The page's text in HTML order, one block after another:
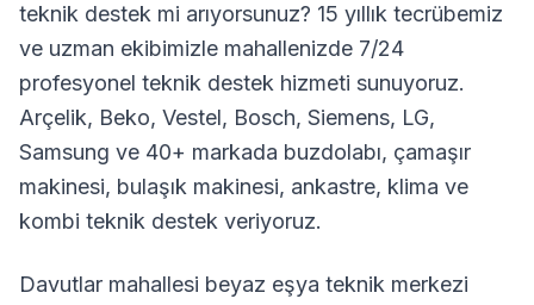
teknik destek mi arıyorsunuz? 15 yıllık tecrübemiz
ve uzman ekibimizle mahallenizde 7/24
profesyonel teknik destek hizmeti sunuyoruz.
Arçelik, Beko, Vestel, Bosch, Siemens, LG,
Samsung ve 40+ markada buzdolabı, çamaşır
makinesi, bulaşık makinesi, ankastre, klima ve
kombi teknik destek veriyoruz.
Davutlar mahallesi beyaz eşya teknik merkezi